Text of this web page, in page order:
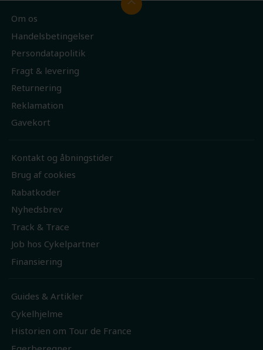
Om os
Handelsbetingelser
Persondatapolitik
Fragt & levering
Returnering
Reklamation
Gavekort
Kontakt og åbningstider
Brug af cookies
Rabatkoder
Nyhedsbrev
Track & Trace
Job hos Cykelpartner
Finansiering
Guides & Artikler
Cykelhjelme
Historien om Tour de France